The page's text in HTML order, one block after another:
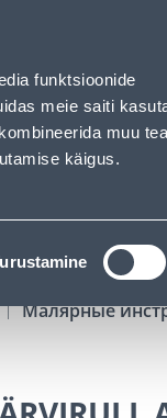
funktsioonide
meie saiti
muu
käigus.
Предложения о работе
РАССРОЧКА
Малярные